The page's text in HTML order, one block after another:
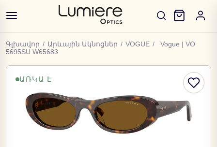
Գլխավոր / Արևային Ակնոցներ / VOGUE /
Vogue | VO
5695SU W65683
ԱՌԿԱ Է